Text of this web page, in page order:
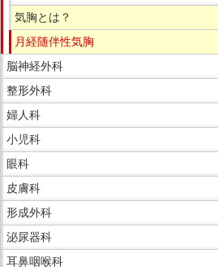
気胸とは？
月経随伴性気胸
脳神経外科
整形外科
婦人科
小児科
眼科
皮膚科
形成外科
泌尿器科
耳鼻咽喉科